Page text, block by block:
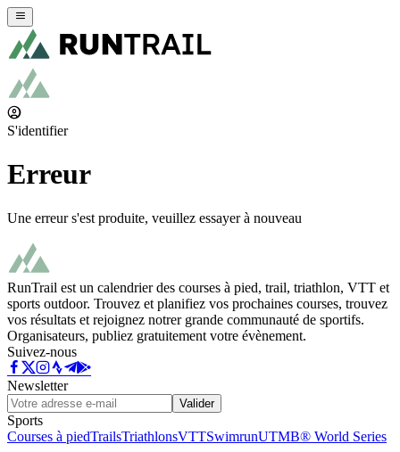
S'identifier
Erreur
Une erreur s'est produite, veuillez essayer à nouveau
RunTrail est un calendrier des courses à pied, trail, triathlon, VTT et
sports outdoor. Trouvez et planifiez vos prochaines courses, trouvez
vos résultats et rejoignez notrer grande communauté de sportifs.
Organisateurs, publiez gratuitement votre évènement.
Suivez-nous
Newsletter
Valider
Sports
Courses à piedTrailsTriathlonsVTTSwimrunUTMB® World Series